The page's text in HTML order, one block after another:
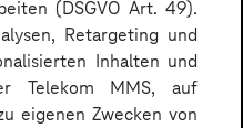
(DSGVO Art. 49).
Retargeting und
Inhalten und
Telekom MMS, auf
eigenen Zwecken von